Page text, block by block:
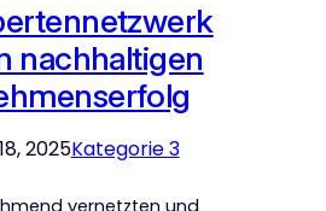
nachhaltigen
2025Kategorie 3